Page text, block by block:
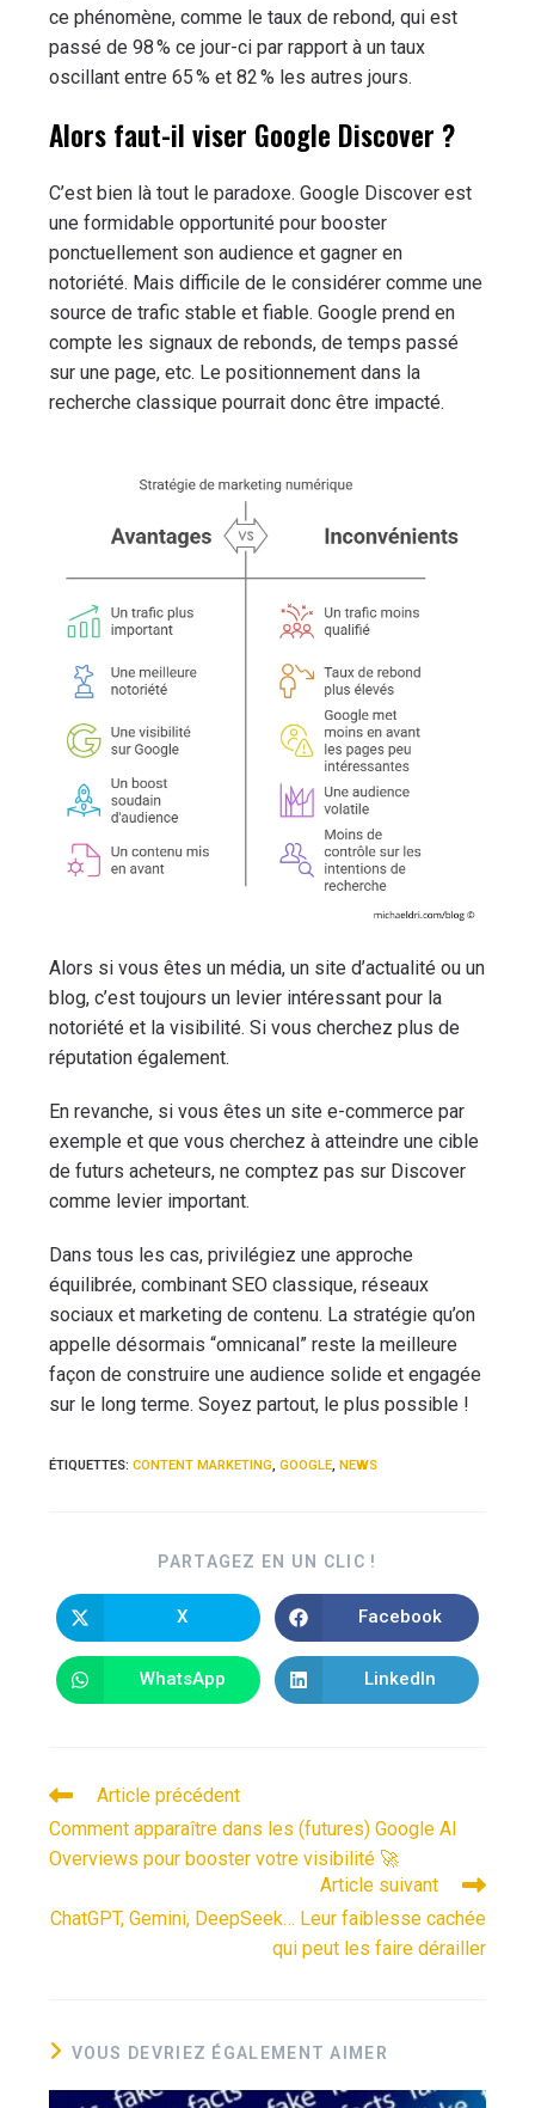
ce phénomène, comme le taux de rebond, qui est
passé de 98 % ce jour-ci par rapport à un taux
oscillant entre 65 % et 82 % les autres jours.
Alors faut-il viser Google Discover ?
C’est bien là tout le paradoxe. Google Discover est
une formidable opportunité pour booster
ponctuellement son audience et gagner en
notoriété. Mais difficile de le considérer comme une
source de trafic stable et fiable. Google prend en
compte les signaux de rebonds, de temps passé
sur une page, etc. Le positionnement dans la
recherche classique pourrait donc être impacté.
Alors si vous êtes un média, un site d’actualité ou un
blog, c’est toujours un levier intéressant pour la
notoriété et la visibilité. Si vous cherchez plus de
réputation également.
En revanche, si vous êtes un site e-commerce par
exemple et que vous cherchez à atteindre une cible
de futurs acheteurs, ne comptez pas sur Discover
comme levier important.
Dans tous les cas, privilégiez une approche
équilibrée, combinant SEO classique, réseaux
sociaux et marketing de contenu. La stratégie qu’on
appelle désormais “omnicanal” reste la meilleure
façon de construire une audience solide et engagée
sur le long terme. Soyez partout, le plus possible !
ÉTIQUETTES:CONTENT MARKETING GOOGLE NEWS
PARTAGEZ EN UN CLIC !
X Facebook
WhatsApp LinkedIn
Article précédent
Comment apparaître dans les (futures) Google AI
Overviews pour booster votre visibilité 🚀
Article suivant
ChatGPT, Gemini, DeepSeek… Leur faiblesse cachée
qui peut les faire dérailler
VOUS DEVRIEZ ÉGALEMENT AIMER